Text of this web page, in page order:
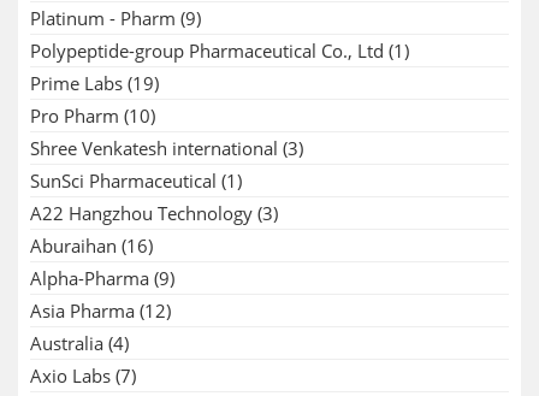
Platinum - Pharm (9)
Polypeptide-group Pharmaceutical Co., Ltd (1)
Prime Labs (19)
Pro Pharm (10)
Shree Venkatesh international (3)
SunSci Pharmaceutical (1)
A22 Hangzhou Technology (3)
Aburaihan (16)
Alpha-Pharma (9)
Asia Pharma (12)
Australia (4)
Axio Labs (7)